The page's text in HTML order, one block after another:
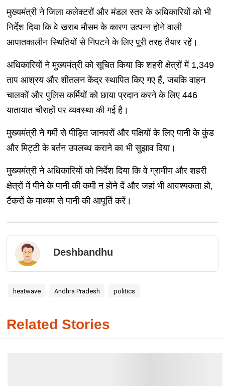
मुख्यमंत्री ने जिला कलेक्टरों और मंडल स्तर के अधिकारियों को भी
निर्देश दिया कि वे खराब मौसम के कारण उत्पन्न होने वाली
आपातकालीन स्थितियों से निपटने के लिए पूरी तरह तैयार रहें।
अधिकारियों ने मुख्यमंत्री को सूचित किया कि शहरी क्षेत्रों में 1,349
ताप आश्रय और शीतलन केंद्र स्थापित किए गए हैं, जबकि वाहन
चालकों और पुलिस कर्मियों को छाया प्रदान करने के लिए 446
यातायात चौराहों पर व्यवस्था की गई है।
मुख्यमंत्री ने गर्मी से पीड़ित जानवरों और पक्षियों के लिए पानी के कुंड
और मिट्टी के बर्तन उपलब्ध कराने का भी सुझाव दिया।
मुख्यमंत्री ने अधिकारियों को निर्देश दिया कि वे ग्रामीण और शहरी
क्षेत्रों में पीने के पानी की कमी न होने दें और जहां भी आवश्यकता हो,
टैंकरों के माध्यम से पानी की आपूर्ति करें।
Deshbandhu
heatwave Andhra Pradesh politics
Related Stories